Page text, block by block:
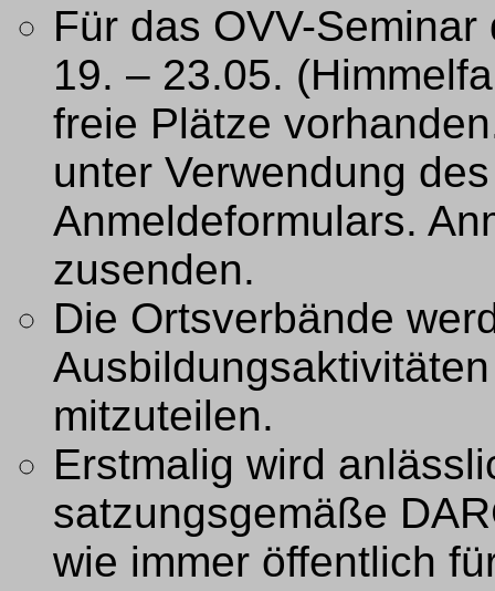
Für das OVV-
19. – 23.05.
freie Plätze
unter Verwendung
Anmeldeformulars.
zusenden.
Die Ortsverbände
mitzuteilen.
Erstmalig wird
satzungsgemäße
wie immer öffentlich